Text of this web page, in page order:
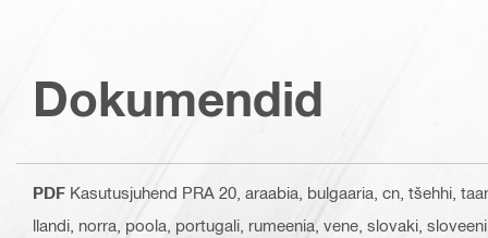
Dokumendid
PDF Kasutusjuhend PRA 20 , araabia, bulgaaria, cn, tšehhi,
llandi, norra, poola, portugali, rumeenia, vene, slovaki,